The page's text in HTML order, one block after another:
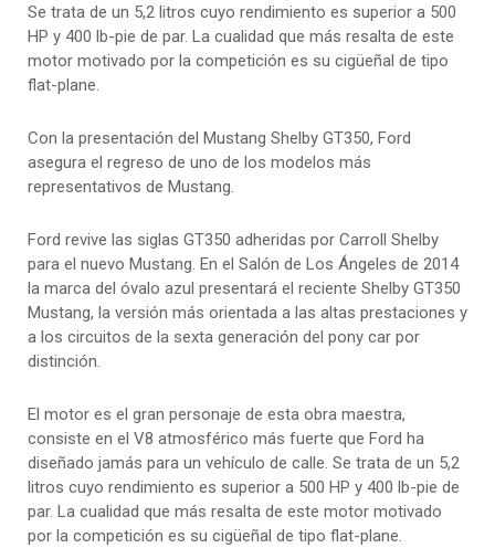
Se trata de un 5,2 litros cuyo rendimiento es superior a 500
HP y 400 lb-pie de par. La cualidad que más resalta de este
motor motivado por la competición es su cigüeñal de tipo
flat-plane.
Con la presentación del Mustang Shelby GT350, Ford
asegura el regreso de uno de los modelos más
representativos de Mustang.
Ford revive las siglas GT350 adheridas por Carroll Shelby
para el nuevo Mustang. En el Salón de Los Ángeles de 2014
la marca del óvalo azul presentará el reciente Shelby GT350
Mustang, la versión más orientada a las altas prestaciones y
a los circuitos de la sexta generación del pony car por
distinción.
El motor es el gran personaje de esta obra maestra,
consiste en el V8 atmosférico más fuerte que Ford ha
diseñado jamás para un vehículo de calle. Se trata de un 5,2
litros cuyo rendimiento es superior a 500 HP y 400 lb-pie de
par. La cualidad que más resalta de este motor motivado
por la competición es su cigüeñal de tipo flat-plane.